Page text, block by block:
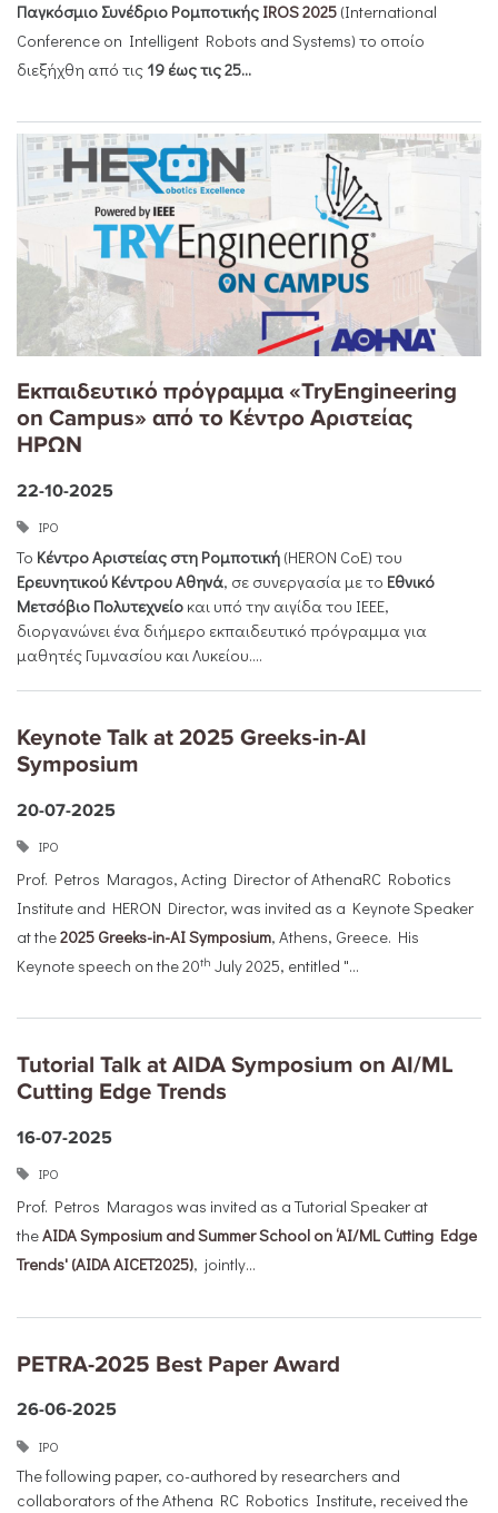
Παγκόσμιο Συνέδριο Ρομποτικής IROS2025 (International
Conference on Intelligent Robots and Systems) το οποίο
διεξήχθη από τις 19 έως τις 25...
Εκπαιδευτικό πρόγραμμα «TryEngineering
on Campus» από το Κέντρο Αριστείας
ΗΡΩΝ
22-10-2025
ΙΡΟ
Το Κέντρο Αριστείας στη Ρομποτική (HERON CoE) του
Ερευνητικού Κέντρου Αθηνά, σε συνεργασία με το Εθνικό
Μετσόβιο Πολυτεχνείο και υπό την αιγίδα του IEEE,
διοργανώνει ένα διήμερο εκπαιδευτικό πρόγραμμα για
μαθητές Γυμνασίου και Λυκείου....
Keynote Talk at 2025 Greeks-in-AI
Symposium
20-07-2025
ΙΡΟ
Prof. Petros Maragos, Acting Director of AthenaRC Robotics
Institute and HERON Director, was invited as a Keynote Speaker
at the2025 Greeks-in-AI Symposium, Athens, Greece. His
Keynote speech on the 20th July 2025, entitled "...
Tutorial Talk at AIDA Symposium on AI/ML
Cutting Edge Trends
16-07-2025
ΙΡΟ
Prof. Petros Maragos was invited as a Tutorial Speaker at
theAIDA Symposium and Summer School on ‘AI/ML Cutting Edge
Trends' (AIDA AICET2025), jointly...
PETRA-2025 Best Paper Award
26-06-2025
ΙΡΟ
The following paper, co-authored by researchers and
collaborators of the Athena RC Robotics Institute, received the